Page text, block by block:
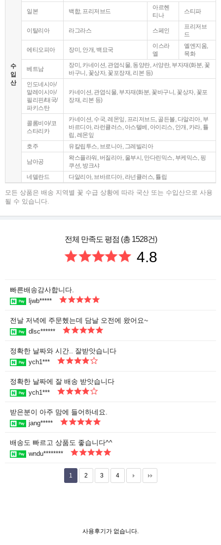
수
입
산
일본 백합, 프리저브드
아르헨
티나
스티파
이탈리아 라그라스 스페인
프리저브
드
에티오피아 장미, 안개, 백묘국
이스라
엘
엘엔지움,
목화
베트남
장미, 카네이션, 관엽식물, 동양란, 서양란, 부자재(화분, 꽃
바구니, 꽃상자, 꽃포장재, 리본 등)
인도네시아/
말레이시아/
필리핀/태국/
파키스탄
카네이션, 관엽식물, 부자재(화분, 꽃바구니, 꽃상자, 꽃포
장재, 리본 등)
콜롬비아/코
스타리카
카네이션, 수국, 레몬잎, 프리저브드, 골든볼, 다알리아, 부
바르디아, 라런큘러스, 아스텔베, 아이리스, 안개, 카라, 튤
립, 레몬잎
호주
유칼립투스, 브로니아, 그레빌리아
남아공
왁스플라워, 버질리아, 울부시, 만다린믹스, 부케믹스, 핑
쿠션, 방크샤
네델란드
다알리아, 브바르디아, 라넌큘러스, 튤립
모든 상품은 배송 지역별 꽃 수급 상황에 따라 국산 또는 수입산으로 사용
될 수 있습니다.
전체 만족도 평점 (총 1528건)
4.8
빠른배송감사합니다.
ljwb*****
전날 저녁에 주문헸는데 담날 오전에 왔어요~
dlsc******
정확한 날짜와 시간.. 잘받앗습니다
ych1***
정확한 날짜에 잘 배송 받앗습니다
ych1***
받은분이 아주 맘에 들어하네요.
jang*****
배송도 빠르고 상품도 좋습니다^^
wndu********
1 2 3 4
사용후기가 없습니다.